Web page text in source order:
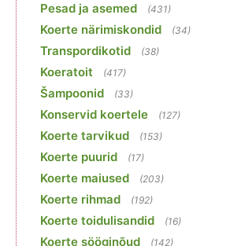
Pesad ja asemed (431)
Koerte närimiskondid (34)
Transpordikotid (38)
Koeratoit (417)
Šampoonid (33)
Konservid koertele (127)
Koerte tarvikud (153)
Koerte puurid (17)
Koerte maiused (203)
Koerte rihmad (192)
Koerte toidulisandid (16)
Koerte sööginõud (142)